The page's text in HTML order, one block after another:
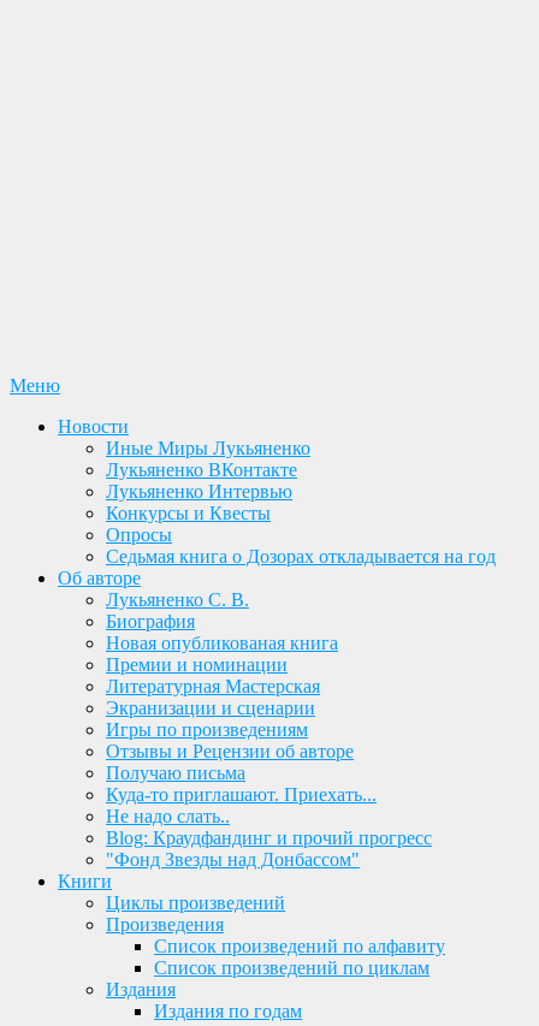
Перейти
содержимому
Меню
Новости
Иные Миры Лукьяненко
Лукьяненко ВКонтакте
Лукьяненко Интервью
Конкурсы и Квесты
Опросы
Седьмая книга о Дозорах откладывается на год
Об авторе
Лукьяненко С. В.
Биография
Новая опубликованая книга
Премии и номинации
Литературная Мастерская
Экранизации и сценарии
Игры по произведениям
Отзывы и Рецензии об авторе
Получаю письма
Куда-то приглашают. Приехать...
Не надо слать..
Blog: Краудфандинг и прочий прогресс
"Фонд Звезды над Донбассом"
Книги
Циклы произведений
Произведения
Список произведений по алфавиту
Список произведений по циклам
Издания
Издания по годам